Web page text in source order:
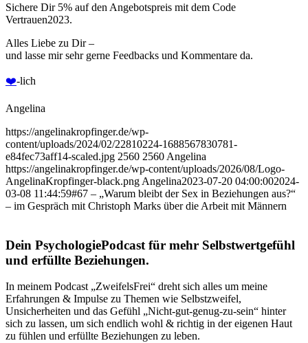
Sichere Dir 5% auf den Angebotspreis mit dem Code
Vertrauen2023.
Alles Liebe zu Dir –
und lasse mir sehr gerne Feedbacks und Kommentare da.
⁠⁠❤️️⁠⁠-lich
Angelina
https://angelinakropfinger.de/wp-
content/uploads/2024/02/22810224-1688567830781-
e84fec73aff14-scaled.jpg 2560 2560 Angelina
https://angelinakropfinger.de/wp-content/uploads/2026/08/Logo-
AngelinaKropfinger-black.png Angelina2023-07-20 04:00:002024-
03-08 11:44:59#67 – „Warum bleibt der Sex in Beziehungen aus?“
– im Gespräch mit Christoph Marks über die Arbeit mit Männern
Dein PsychologiePodcast für mehr Selbstwertgefühl
und erfüllte Beziehungen.
In meinem Podcast „ZweifelsFrei“ dreht sich alles um meine
Erfahrungen & Impulse zu Themen wie Selbstzweifel,
Unsicherheiten und das Gefühl „Nicht-gut-genug-zu-sein“ hinter
sich zu lassen, um sich endlich wohl & richtig in der eigenen Haut
zu fühlen und erfüllte Beziehungen zu leben.